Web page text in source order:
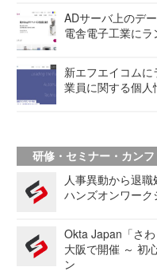
ADサーバ上のデ
電舎電子工業に
新エフエイコム
業員に関する個
研修・セミナー・カン
人事異動から退
ハンズオンワー
Okta Japan「さ
大阪で開催 ～ 初
ン